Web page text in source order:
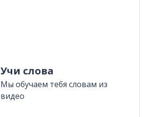
Учи слова
Мы обучаем тебя словам из
видео